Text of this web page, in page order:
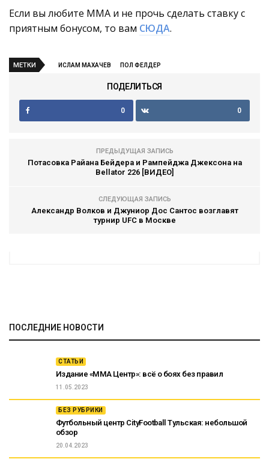
Если вы любите ММА и не прочь сделать ставку с
приятным бонусом, то вам СЮДА.
МЕТКИ ИСЛАМ МАХАЧЕВ ПОЛ ФЕЛДЕР
ПОДЕЛИТЬСЯ
0 0
ПРЕДЫДУЩАЯ ЗАПИСЬ
Потасовка Райана Бейдера и Рампейджа Джексона на
Bellator 226 [ВИДЕО]
СЛЕДУЮЩАЯ ЗАПИСЬ
Александр Волков и Джуниор Дос Сантос возглавят
турнир UFC в Москве
ПОСЛЕДНИЕ НОВОСТИ
СТАТЬИ
Издание «ММА Центр»: всё о боях без правил
11.05.2023
БЕЗ РУБРИКИ
Футбольный центр CityFootball Тульская: небольшой
обзор
20.04.2023